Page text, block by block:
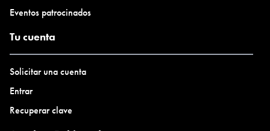
Eventos patrocinados
Tu cuenta
Solicitar una cuenta
Entrar
Recuperar clave